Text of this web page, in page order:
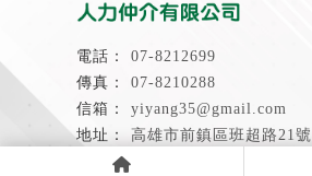
07-8212699
07-8210288
yiyang35@gmail.com
高雄市前鎮區班超路21號